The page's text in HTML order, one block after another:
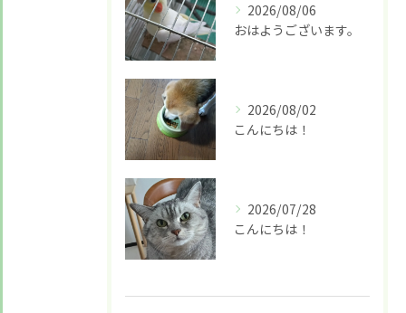
2026/08/06
おはようございます。
2026/08/02
こんにちは！
2026/07/28
こんにちは！
お悩みですか？ LINEでお気軽に質問してください！
LINE友だち追加はこちら